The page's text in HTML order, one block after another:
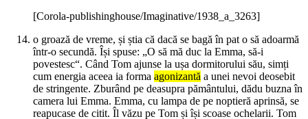
[Corola-publishinghouse/Imaginative/1938_a_3263]
o groază de vreme, și știa că dacă se bagă în pat o să adoarmă
într-o secundă. Își spuse: „O să mă duc la Emma, să-i
povestesc“. Când Tom ajunse la ușa dormitorului său, simți
cum energia aceea ia forma agonizantă a unei nevoi deosebit
de stringente. Zburând pe deasupra pământului, dădu buzna în
camera lui Emma. Emma, cu lampa de pe noptieră aprinsă, se
reapucase de citit. Îl văzu pe Tom și își scoase ochelarii. Tom